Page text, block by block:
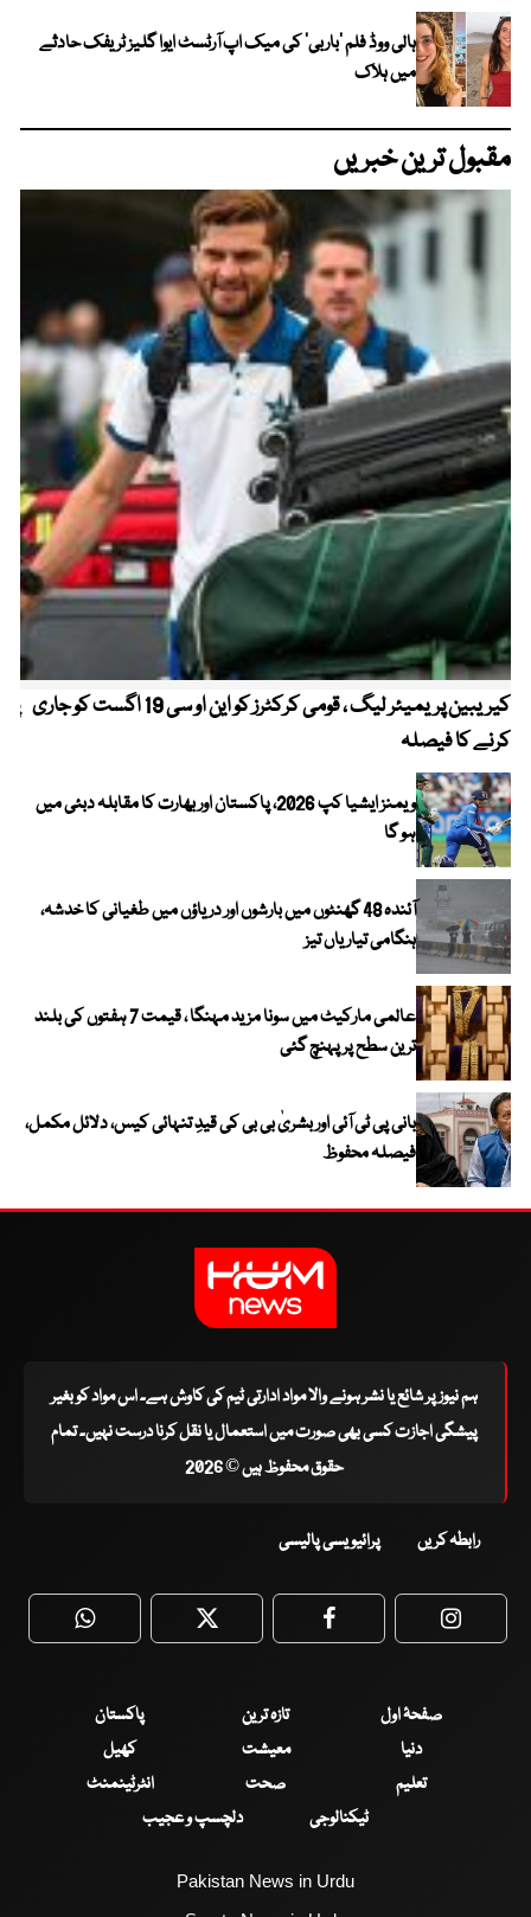
ہالی ووڈ فلم ’باربی‘ کی میک اپ آرٹسٹ ایوا گلیز ٹریفک حادثے
میں ہلاک
مقبول ترین خبریں
کیریبین پریمیئر لیگ ، قومی کرکٹرز کو این او سی 19 اگست کو جاری
کرنے کا فیصلہ
ویمنز ایشیا کپ 2026، پاکستان اور بھارت کا مقابلہ دبئی میں
ہو گا
آئندہ 48 گھنٹوں میں بارشوں اور دریاؤں میں طغیانی کا خدشہ،
ہنگامی تیاریاں تیز
عالمی مارکیٹ میں سونا مزید مہنگا ، قیمت 7 ہفتوں کی بلند
ترین سطح پر پہنچ گئی
بانی پی ٹی آئی اور بشریٰ بی بی کی قیدِ تنہائی کیس، دلائل مکمل،
فیصلہ محفوظ
ہم نیوز پر شائع یا نشر ہونے والا مواد ادارتی ٹیم کی کاوش ہے۔ اس مواد کو بغیر
پیشگی اجازت کسی بھی صورت میں استعمال یا نقل کرنا درست نہیں۔ تمام
حقوق محفوظ ہیں © 2026
رابطہ کریں پرائیویسی پالیسی
WhatsApp Twitter Facebook
صفحۂ اول تازہ ترین
پاکستان
دنیا
معیشت
کھیل
تعلیم
صحت
انٹرٹینمنٹ
ٹیکنالوجی
دلچسپ و عجیب
Pakistan News in Urdu